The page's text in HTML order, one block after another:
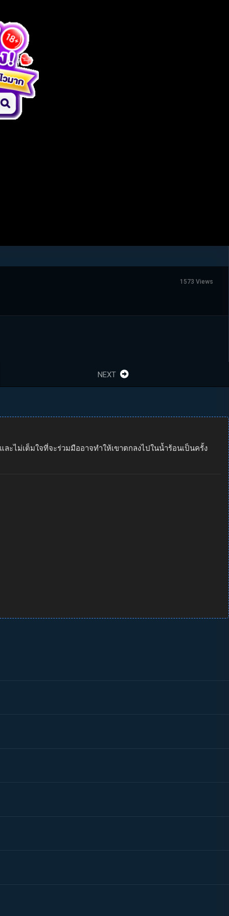
1573 Views
NEXT
ะไม่เต็มใจที่จะร่วมมืออาจทำให้เขาตกลงไปในน้ำร้อนเป็นครั้ง